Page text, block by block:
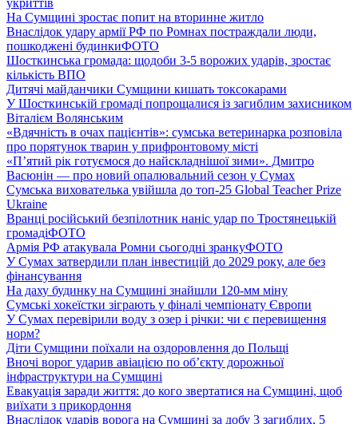
укриттів
На Сумщині зростає попит на вторинне житло
Внаслідок удару армії РФ по Ромнах постраждали люди,
пошкоджені будинкиФОТО
Шосткинська громада: щодоби 3-5 ворожих ударів, зростає
кількість ВПО
Дитячі майданчики Сумщини кишать токсокарами
У Шосткинській громаді попрощалися із загиблим захисником
Віталієм Волянським
«Вдячність в очах пацієнтів»: сумська ветеринарка розповіла
про порятунок тварин у прифронтовому місті
«П’ятий рік готуємося до найскладнішої зими». Дмитро
Васюнін — про новий опалювальний сезон у Сумах
Сумська вихователька увійшла до топ-25 Global Teacher Prize
Ukraine
Вранці російський безпілотник наніс удар по Тростянецькій
громадіФОТО
Армія РФ атакувала Ромни сьогодні зранкуФОТО
У Сумах затвердили план інвестицій до 2029 року, але без
фінансування
На даху будинку на Сумщині знайшли 120-мм міну
Сумські хокеїстки зіграють у фіналі чемпіонату Європи
У Сумах перевірили воду з озер і річки: чи є перевищення
норм?
Діти Сумщини поїхали на оздоровлення до Польщі
Вночі ворог ударив авіацією по обʼєкту дорожньої
інфраструктури на Сумщині
Евакуація заради життя: до кого звертатися на Сумщині, щоб
виїхати з прикордоння
Внаслідок ударів ворога на Сумщині за добу 3 загиблих, 5